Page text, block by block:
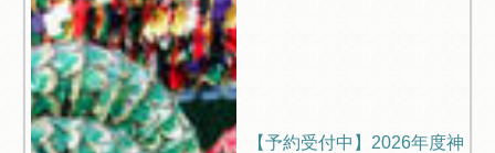
【予約受付中】2026年度神